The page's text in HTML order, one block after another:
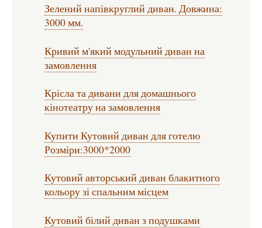
Зелений напівкруглий диван. Довжина:
3000 мм.
Кривий м'який модульний диван на
замовлення
Крісла та дивани для домашнього
кінотеатру на замовлення
Купити Кутовий диван для готелю
Розміри:3000*2000
Кутовий авторський диван блакитного
кольору зі спальним місцем
Кутовий білий диван з подушками